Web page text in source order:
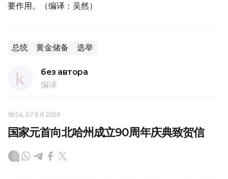
要作用。（编译：吴然）
总统 黄金储备 选举
без автора
编译
18:54, 07 8月 2026
国家元首向北哈州成立90周年庆典致贺信